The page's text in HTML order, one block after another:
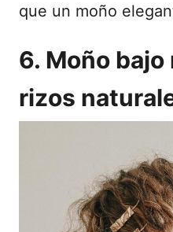
que un moño
6. Moño
rizos